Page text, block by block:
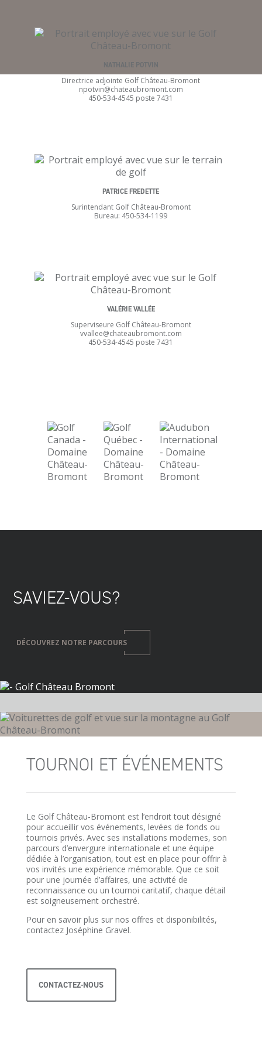
NATHALIE POTVIN
Directrice adjointe Golf Château-Bromont
npotvin@chateaubromont.com
450-534-4545 poste 7431
PATRICE FREDETTE
Surintendant Golf Château-Bromont
Bureau: 450-534-1199
VALÉRIE VALLÉE
Superviseure Golf Château-Bromont
vvallee@chateaubromont.com
450-534-4545 poste 7431
SAVIEZ-VOUS?
DÉCOUVREZ NOTRE PARCOURS
TOURNOI ET ÉVÉNEMENTS
Le Golf Château-Bromont est l’endroit tout désigné
pour accueillir vos événements, levées de fonds ou
tournois privés. Avec ses installations modernes, son
parcours d’envergure internationale et une équipe
dédiée à l’organisation, tout est en place pour offrir à
vos invités une expérience mémorable. Que ce soit
pour une journée d’affaires, une activité de
reconnaissance ou un tournoi caritatif, chaque détail
est soigneusement orchestré.
Pour en savoir plus sur nos offres et disponibilités,
contactez Joséphine Gravel.
CONTACTEZ-NOUS